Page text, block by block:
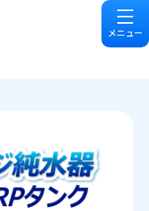
メニュー